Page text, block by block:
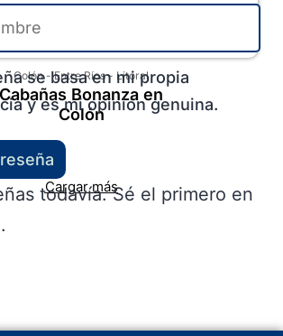
Colón-Entre Ríos- Litoral
Cabañas Bonanza en
Colón
Cargar más
se basa en mi propia
y es mi opinión genuina.
todavía. Sé el primero en